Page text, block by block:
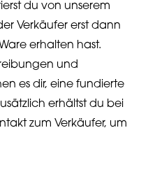
du von unserem
Verkäufer erst dann
erhalten hast.
und
es dir, eine fundierte
erhältst du bei
zum Verkäufer, um